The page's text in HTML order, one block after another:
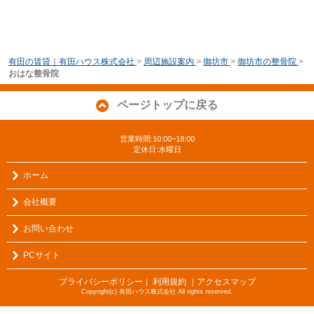
有田の賃貸｜有田ハウス株式会社 > 周辺施設案内 > 御坊市 > 御坊市の整骨院 >
おはな整骨院
ページトップに戻る
営業時間:10:00~18:00
定休日:水曜日
ホーム
会社概要
お問い合わせ
PCサイト
プライバシーポリシー ｜ 利用規約 ｜アクセスマップ
Copyright(c) 有田ハウス株式会社 All rights reserved.